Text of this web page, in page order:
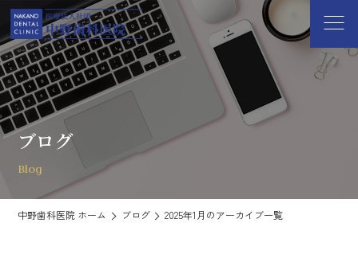
ブログ
Blog
中野歯科医院 ホーム ブログ 2025年1月のアーカイブ一覧